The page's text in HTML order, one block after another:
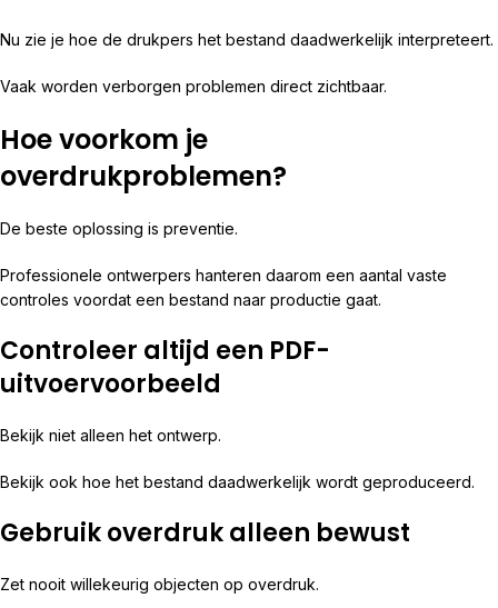
Nu zie je hoe de drukpers het bestand daadwerkelijk interpreteert.
Vaak worden verborgen problemen direct zichtbaar.
Hoe voorkom je
overdrukproblemen?
De beste oplossing is preventie.
Professionele ontwerpers hanteren daarom een aantal vaste
controles voordat een bestand naar productie gaat.
Controleer altijd een PDF-
uitvoervoorbeeld
Bekijk niet alleen het ontwerp.
Bekijk ook hoe het bestand daadwerkelijk wordt geproduceerd.
Gebruik overdruk alleen bewust
Zet nooit willekeurig objecten op overdruk.